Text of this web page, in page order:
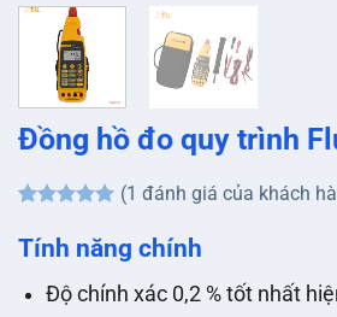
Đồng hồ đo quy trình
dựa trên
đánh giá
(1 đánh giá của khách
Tính năng chính
Độ chính xác 0,2 % tốt nhất